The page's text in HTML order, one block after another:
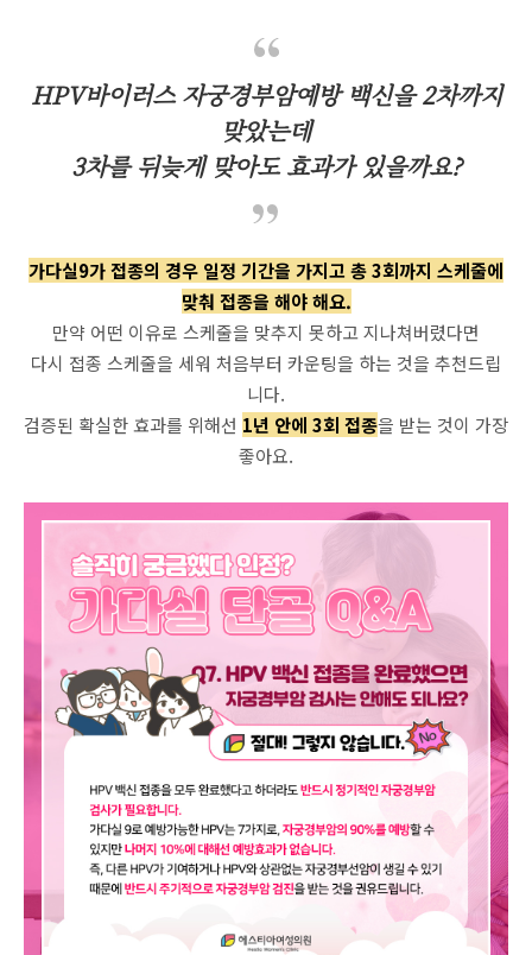
HPV바이러스 자궁경부암예방 백신을 2차까지
맞았는데
3차를 뒤늦게 맞아도 효과가 있을까요?
가다실9가 접종의 경우 일정 기간을 가지고 총 3회까지 스케줄에
맞춰 접종을 해야 해요.
만약 어떤 이유로 스케줄을 맞추지 못하고 지나쳐버렸다면
다시 접종 스케줄을 세워 처음부터 카운팅을 하는 것을 추천드립
니다.
검증된 확실한 효과를 위해선 1년 안에 3회 접종을 받는 것이 가장
좋아요.